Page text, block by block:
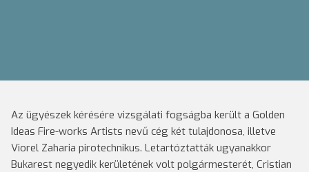
Az ügyészek kérésére vizsgálati fogságba került a Golden
Ideas Fire-works Artists nevű cég két tulajdonosa, illetve
Viorel Zaharia pirotechnikus. Letartóztatták ugyanakkor
Bukarest negyedik kerületének volt polgármesterét, Cristian